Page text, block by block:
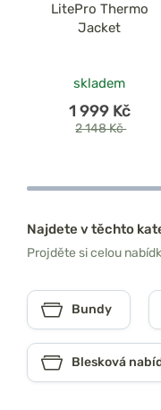
LitePro Thermo
Jacket
skladem
1 999 Kč
2 148 Kč
Najdete v těchto
Projděte si celou
Bundy
Blesková